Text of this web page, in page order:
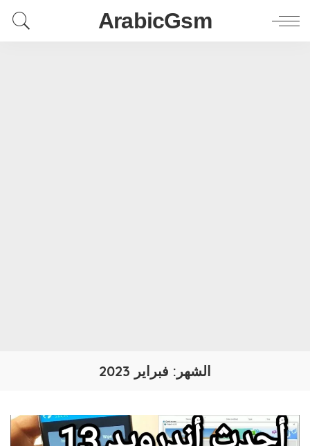
ArabicGsm
الشهر: فبراير 2023